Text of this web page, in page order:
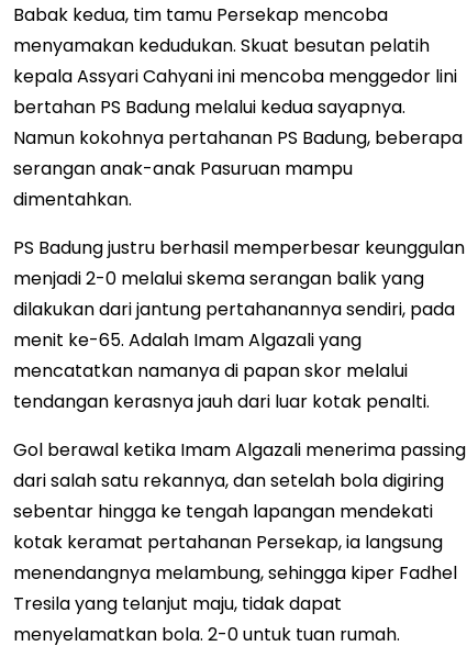
Babak kedua, tim tamu Persekap mencoba
menyamakan kedudukan. Skuat besutan pelatih
kepala Assyari Cahyani ini mencoba menggedor lini
bertahan PS Badung melalui kedua sayapnya.
Namun kokohnya pertahanan PS Badung, beberapa
serangan anak-anak Pasuruan mampu
dimentahkan.
PS Badung justru berhasil memperbesar keunggulan
menjadi 2-0 melalui skema serangan balik yang
dilakukan dari jantung pertahanannya sendiri, pada
menit ke-65. Adalah Imam Algazali yang
mencatatkan namanya di papan skor melalui
tendangan kerasnya jauh dari luar kotak penalti.
Gol berawal ketika Imam Algazali menerima passing
dari salah satu rekannya, dan setelah bola digiring
sebentar hingga ke tengah lapangan mendekati
kotak keramat pertahanan Persekap, ia langsung
menendangnya melambung, sehingga kiper Fadhel
Tresila yang telanjut maju, tidak dapat
menyelamatkan bola. 2-0 untuk tuan rumah.